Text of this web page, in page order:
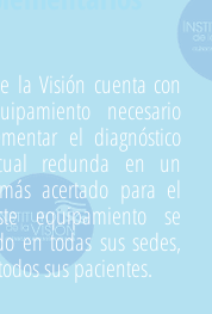
la Visión cuenta con
necesario
el diagnóstico
redunda en un
acertado para el
equipamiento se
en todas sus sedes,
sus pacientes.